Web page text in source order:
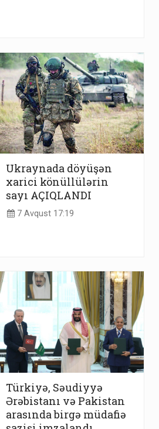
Ukraynada döyüşən
xarici könüllülərin
sayı AÇIQLANDI
7 Avqust 17:19
Türkiyə, Səudiyyə
Ərəbistanı və Pakistan
arasında birgə müdafiə